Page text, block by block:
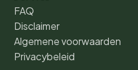
FAQ
Disclaimer
Algemene voorwaarden
Privacybeleid